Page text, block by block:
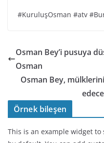
#KuruluşOsman #atv
Osman Bey’i pusuya
Osman
Osman Bey,
Örnek bileşen
This is an example widget to